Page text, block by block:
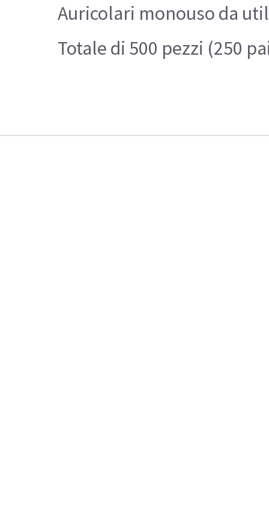
Auricolari monouso da
Totale di 500 pezzi (250